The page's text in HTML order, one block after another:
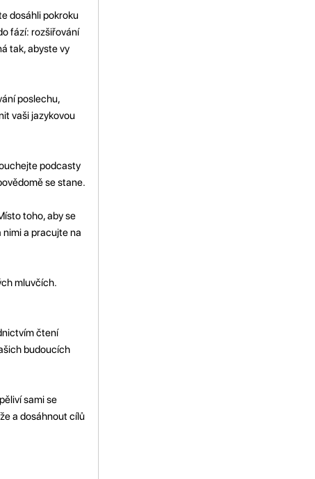
dosáhli pokroku
fází: rozšiřování
tak, abyste vy
poslechu,
vaši jazykovou
podcasty
se stane.
toho, aby se
a pracujte na
mluvčích.
čtení
budoucích
sami se
a dosáhnout cílů